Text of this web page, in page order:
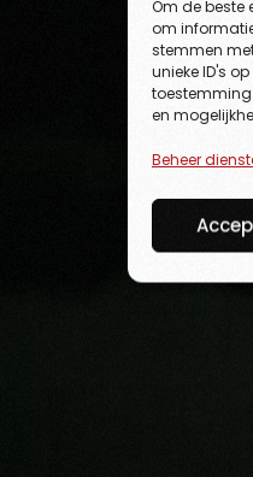
Om de beste
om
stemmen
unieke ID's
toestemming
en
Beheer